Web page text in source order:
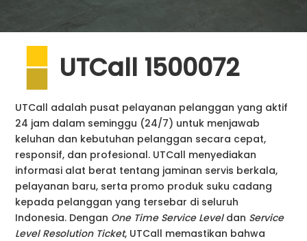
UTCall 1500072
UTCall adalah pusat pelayanan pelanggan yang aktif
24 jam dalam seminggu (24/7) untuk menjawab
keluhan dan kebutuhan pelanggan secara cepat,
responsif, dan profesional. UTCall menyediakan
informasi alat berat tentang jaminan servis berkala,
pelayanan baru, serta promo produk suku cadang
kepada pelanggan yang tersebar di seluruh
Indonesia. Dengan One Time Service Leveldan Service
Level Resolution Ticket, UTCall memastikan bahwa